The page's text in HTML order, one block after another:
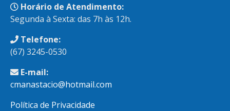
Horário de Atendimento:
Segunda à Sexta: das 7h às 12h.
Telefone:
(67) 3245-0530
E-mail:
cmanastacio@hotmail.com
Política de Privacidade